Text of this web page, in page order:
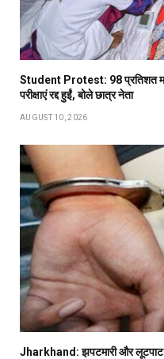
Student Protest: 98 प्रतिशत मांगें
परीक्षाएं रद्द हुईं, बोले छात्र नेता
AUGUST 10, 2026
Jharkhand: झपटमारी और लूटपाट